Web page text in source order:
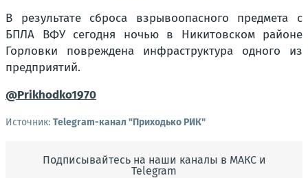
В результате сброса взрывоопасного предмета с
БПЛА ВФУ сегодня ночью в Никитовском районе
Горловки повреждена инфраструктура одного из
предприятий.
@Prikhodko1970
Источник: Telegram-канал "Приходько РИК"
Подписывайтесь на наши каналы в МАКС и
Telegram